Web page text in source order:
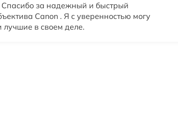
Спасибо за надежный и быстрый
Canon . Я с уверенностью могу
лучшие в своем деле.